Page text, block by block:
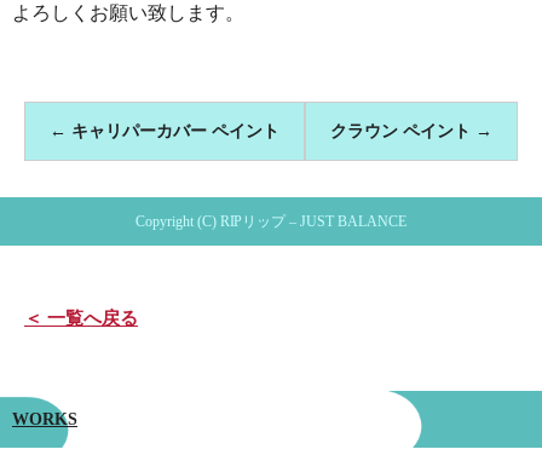
よろしくお願い致します。
← キャリパーカバー ペイント クラウン ペイント →
Copyright (C) RIPリップ – JUST BALANCE
＜ 一覧へ戻る
WORKS